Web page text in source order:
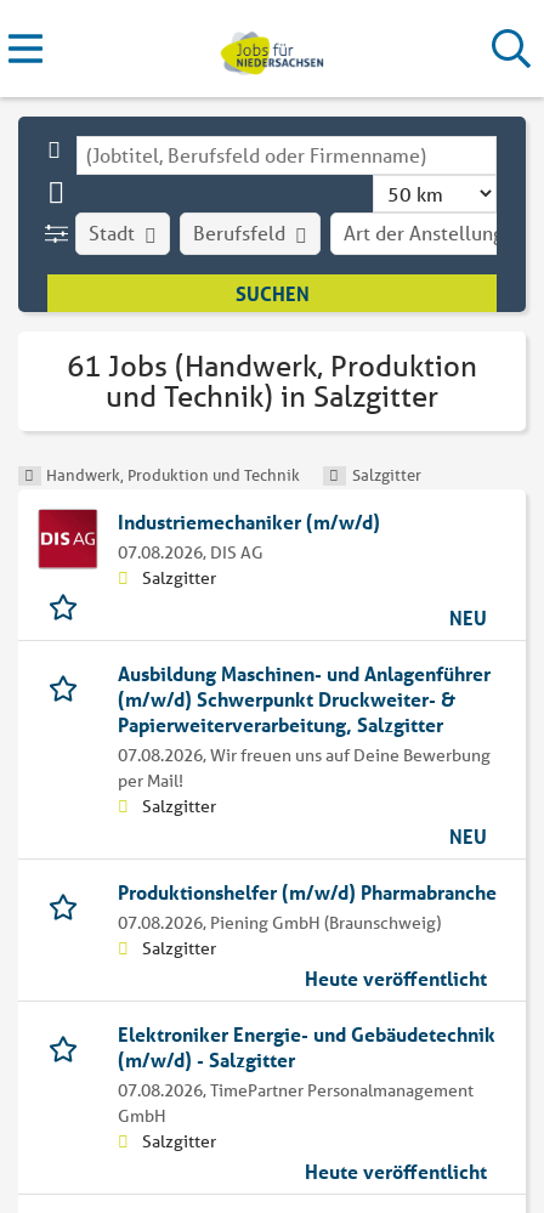
Stadt Art der Anstellung
Berufsfeld
61 Jobs (Handwerk, Produktion
und Technik) in Salzgitter
Handwerk, Produktion und Technik Salzgitter
Industriemechaniker (m/w/d)
07.08.2026, DIS AG
Salzgitter
NEU
Ausbildung Maschinen- und Anlagenführer
(m/w/d) Schwerpunkt Druckweiter- &
Papierweiterverarbeitung, Salzgitter
07.08.2026,Wir freuen uns auf Deine Bewerbung
per Mail!
Salzgitter
NEU
Produktionshelfer (m/w/d) Pharmabranche
07.08.2026, Piening GmbH (Braunschweig)
Salzgitter
Heute veröffentlicht
Elektroniker Energie- und Gebäudetechnik
(m/w/d) - Salzgitter
07.08.2026,TimePartner Personalmanagement
GmbH
Salzgitter
Heute veröffentlicht